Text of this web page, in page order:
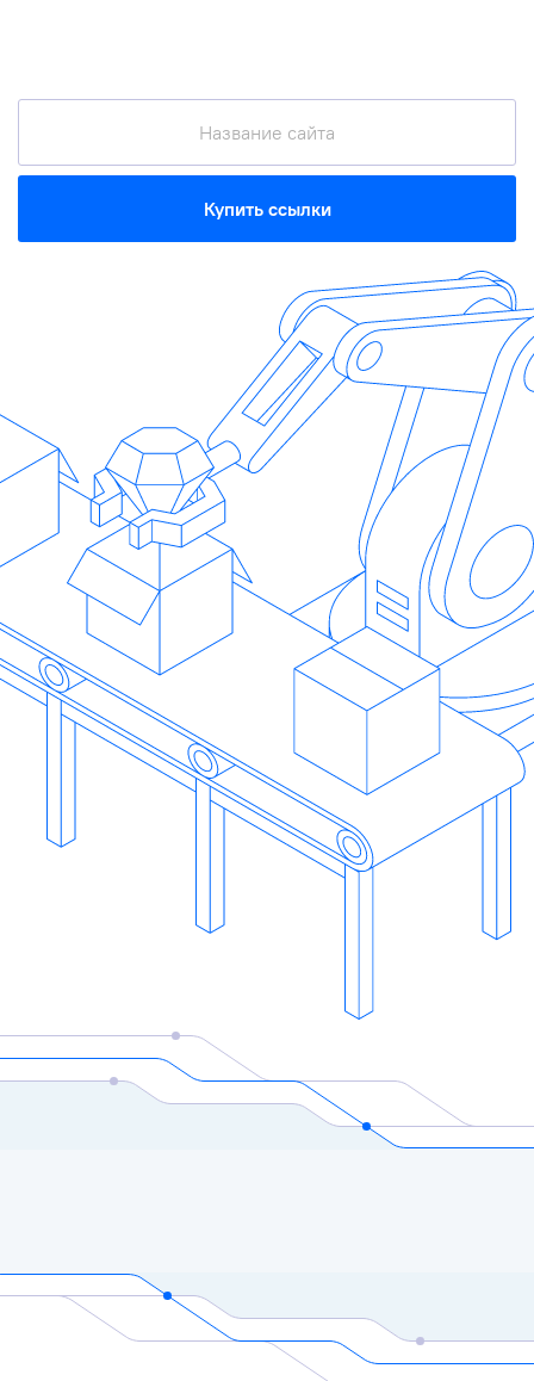
Купить ссылки